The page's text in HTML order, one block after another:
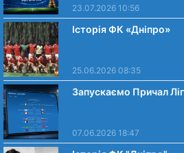
23.07.2026 10:56
Історія ФК «Дніпро»
25.06.2026 08:35
Запускаємо Причал
07.06.2026 18:47